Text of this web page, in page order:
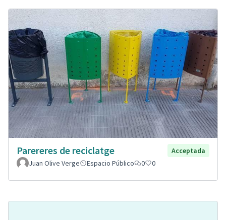
Parereres de reciclatge
Acceptada
Juan Olive Verge
Espacio Público 0 0